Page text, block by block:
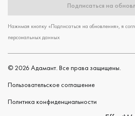
Подписаться на
Нажимая кнопку «Подписаться на обновления», я
персональных данных
© 2026 Адамант. Все права защищены.
Пользовательское cоглашение
Политика конфиденциальности